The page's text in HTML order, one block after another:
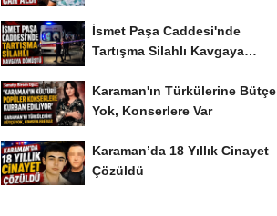
İsmet Paşa Caddesi'nde
Tartışma Silahlı Kavgaya
Karaman'ın Türkülerine Bütçe
Yok, Konserlere Var
Karaman’da 18 Yıllık Cinayet
Çözüldü